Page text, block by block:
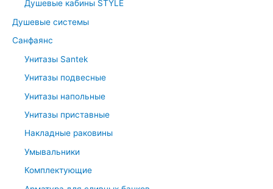
Душевые кабины STYLE
Душевые системы
Санфаянс
Унитазы Santek
Унитазы подвесные
Унитазы напольные
Унитазы приставные
Накладные раковины
Умывальники
Комплектующие